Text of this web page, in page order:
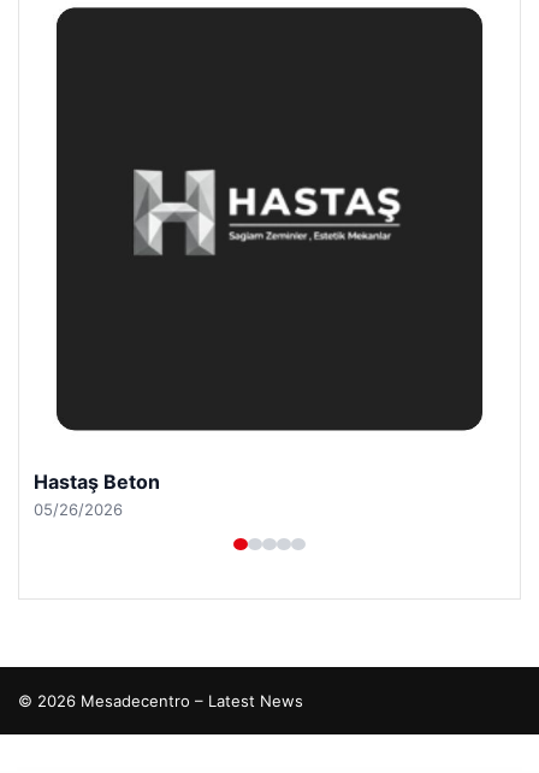
Hastaş Beton
05/26/2026
© 2026 Mesadecentro – Latest News